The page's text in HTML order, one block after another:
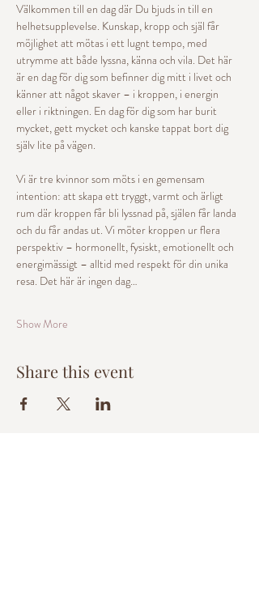
Välkommen till en dag där Du bjuds in till en
helhetsupplevelse. Kunskap, kropp och själ får
möjlighet att mötas i ett lugnt tempo, med
utrymme att både lyssna, känna och vila. Det här
är en dag för dig som befinner dig mitt i livet och
känner att något skaver – i kroppen, i energin
eller i riktningen. En dag för dig som har burit
mycket, gett mycket och kanske tappat bort dig
själv lite på vägen.
Vi är tre kvinnor som möts i en gemensam
intention: att skapa ett tryggt, varmt och ärligt
rum där kroppen får bli lyssnad på, själen får landa
och du får andas ut. Vi möter kroppen ur flera
perspektiv – hormonellt, fysiskt, emotionellt och
energimässigt – alltid med respekt för din unika
resa. Det här är ingen dag…
Show More
Share this event